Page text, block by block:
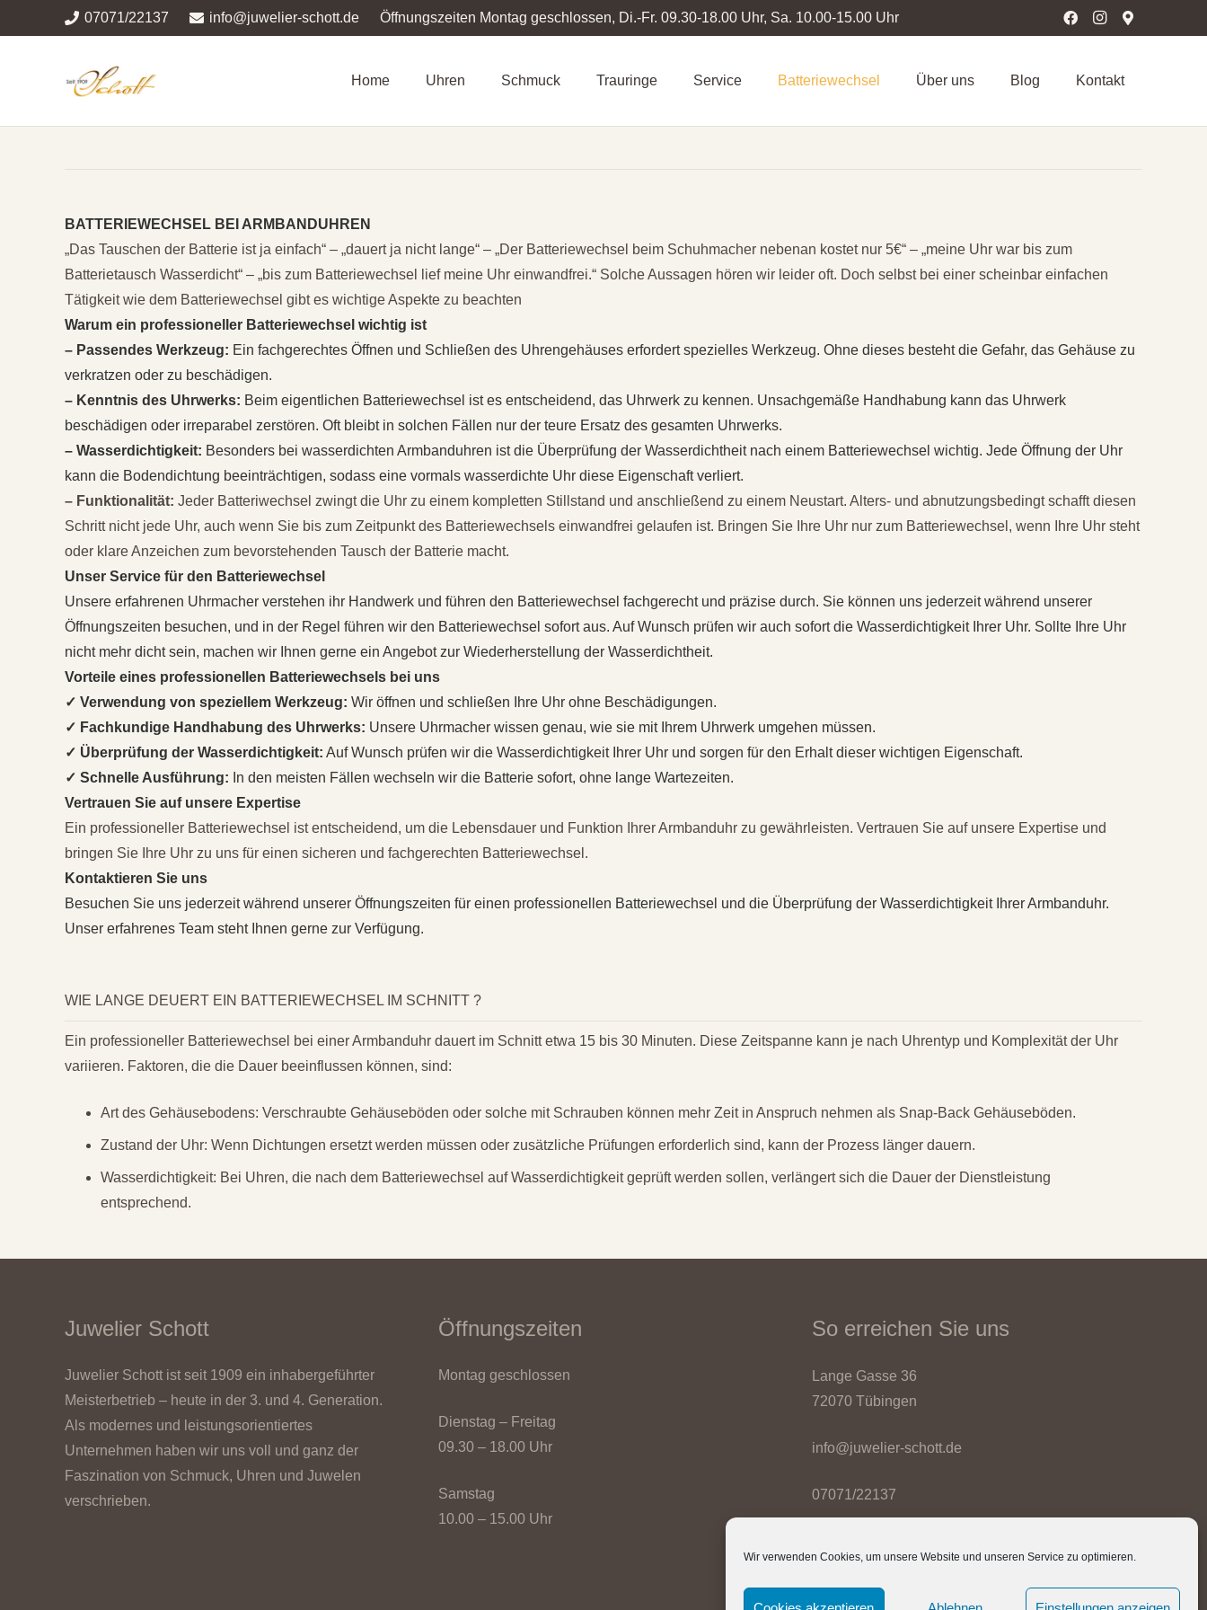
Wir verwenden Cookies, um unsere Website und unseren Service zu optimieren.
07071/22137 info@juwelier-schott.de Öffnungszeiten Montag geschlossen, Di.-Fr. 09.30-18.00 Uhr, Sa. 10.00-15.00 Uhr
Home Uhren Schmuck Trauringe Service Batteriewechsel Über uns Blog Kontakt
BATTERIEWECHSEL BEI ARMBANDUHREN
„Das Tauschen der Batterie ist ja einfach“ – „dauert ja nicht lange“ – „Der Batteriewechsel beim Schuhmacher nebenan kostet nur 5€“ – „meine Uhr war bis zum
Batterietausch Wasserdicht“ – „bis zum Batteriewechsel lief meine Uhr einwandfrei.“ Solche Aussagen hören wir leider oft. Doch selbst bei einer scheinbar einfachen
Tätigkeit wie dem Batteriewechsel gibt es wichtige Aspekte zu beachten
Warum ein professioneller Batteriewechsel wichtig ist
– Passendes Werkzeug: Ein fachgerechtes Öffnen und Schließen des Uhrengehäuses erfordert spezielles Werkzeug. Ohne dieses besteht die Gefahr, das Gehäuse zu
verkratzen oder zu beschädigen.
– Kenntnis des Uhrwerks: Beim eigentlichen Batteriewechsel ist es entscheidend, das Uhrwerk zu kennen. Unsachgemäße Handhabung kann das Uhrwerk
beschädigen oder irreparabel zerstören. Oft bleibt in solchen Fällen nur der teure Ersatz des gesamten Uhrwerks.
– Wasserdichtigkeit: Besonders bei wasserdichten Armbanduhren ist die Überprüfung der Wasserdichtheit nach einem Batteriewechsel wichtig. Jede Öffnung der Uhr
kann die Bodendichtung beeinträchtigen, sodass eine vormals wasserdichte Uhr diese Eigenschaft verliert.
– Funktionalität: Jeder Batteriwechsel zwingt die Uhr zu einem kompletten Stillstand und anschließend zu einem Neustart. Alters- und abnutzungsbedingt schafft diesen
Schritt nicht jede Uhr, auch wenn Sie bis zum Zeitpunkt des Batteriewechsels einwandfrei gelaufen ist. Bringen Sie Ihre Uhr nur zum Batteriewechsel, wenn Ihre Uhr steht
oder klare Anzeichen zum bevorstehenden Tausch der Batterie macht.
Unser Service für den Batteriewechsel
Unsere erfahrenen Uhrmacher verstehen ihr Handwerk und führen den Batteriewechsel fachgerecht und präzise durch. Sie können uns jederzeit während unserer
Öffnungszeiten besuchen, und in der Regel führen wir den Batteriewechsel sofort aus. Auf Wunsch prüfen wir auch sofort die Wasserdichtigkeit Ihrer Uhr. Sollte Ihre Uhr
nicht mehr dicht sein, machen wir Ihnen gerne ein Angebot zur Wiederherstellung der Wasserdichtheit.
Vorteile eines professionellen Batteriewechsels bei uns
✓ Verwendung von speziellem Werkzeug: Wir öffnen und schließen Ihre Uhr ohne Beschädigungen.
✓ Fachkundige Handhabung des Uhrwerks: Unsere Uhrmacher wissen genau, wie sie mit Ihrem Uhrwerk umgehen müssen.
✓ Überprüfung der Wasserdichtigkeit: Auf Wunsch prüfen wir die Wasserdichtigkeit Ihrer Uhr und sorgen für den Erhalt dieser wichtigen Eigenschaft.
✓ Schnelle Ausführung: In den meisten Fällen wechseln wir die Batterie sofort, ohne lange Wartezeiten.
Vertrauen Sie auf unsere Expertise
Ein professioneller Batteriewechsel ist entscheidend, um die Lebensdauer und Funktion Ihrer Armbanduhr zu gewährleisten. Vertrauen Sie auf unsere Expertise und
bringen Sie Ihre Uhr zu uns für einen sicheren und fachgerechten Batteriewechsel.
Kontaktieren Sie uns
Besuchen Sie uns jederzeit während unserer Öffnungszeiten für einen professionellen Batteriewechsel und die Überprüfung der Wasserdichtigkeit Ihrer Armbanduhr.
Unser erfahrenes Team steht Ihnen gerne zur Verfügung.
WIE LANGE DEUERT EIN BATTERIEWECHSEL IM SCHNITT ?
Ein professioneller Batteriewechsel bei einer Armbanduhr dauert im Schnitt etwa 15 bis 30 Minuten. Diese Zeitspanne kann je nach Uhrentyp und Komplexität der Uhr
variieren. Faktoren, die die Dauer beeinflussen können, sind:
Art des Gehäusebodens: Verschraubte Gehäuseböden oder solche mit Schrauben können mehr Zeit in Anspruch nehmen als Snap-Back Gehäuseböden.
Zustand der Uhr: Wenn Dichtungen ersetzt werden müssen oder zusätzliche Prüfungen erforderlich sind, kann der Prozess länger dauern.
Wasserdichtigkeit: Bei Uhren, die nach dem Batteriewechsel auf Wasserdichtigkeit geprüft werden sollen, verlängert sich die Dauer der Dienstleistung
entsprechend.
Juwelier Schott
Juwelier Schott ist seit 1909 ein inhabergeführter
Meisterbetrieb – heute in der 3. und 4. Generation.
Als modernes und leistungsorientiertes
Unternehmen haben wir uns voll und ganz der
Faszination von Schmuck, Uhren und Juwelen
verschrieben.
Öffnungszeiten
Montag geschlossen
Dienstag – Freitag
09.30 – 18.00 Uhr
Samstag
10.00 – 15.00 Uhr
So erreichen Sie uns
Lange Gasse 36
72070 Tübingen
info@juwelier-schott.de
07071/22137